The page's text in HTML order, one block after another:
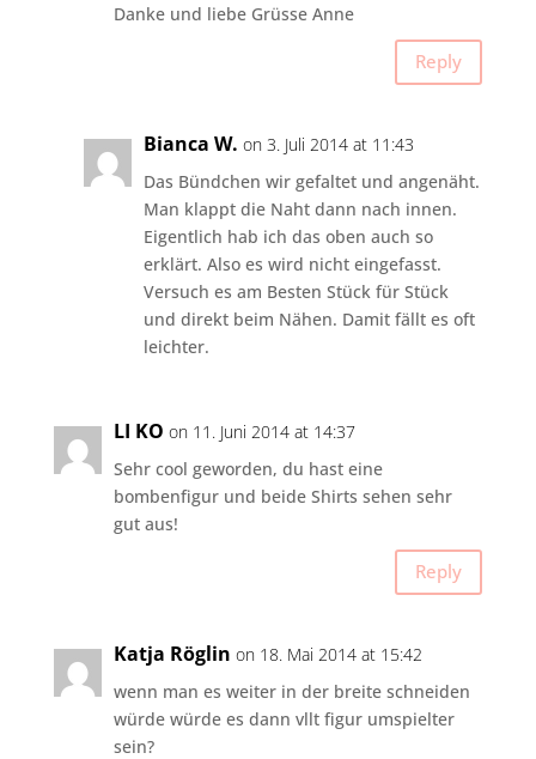
Danke und liebe Grüsse Anne
Reply
Bianca W. on 3. Juli 2014 at 11:43
Das Bündchen wir gefaltet und angenäht.
Man klappt die Naht dann nach innen.
Eigentlich hab ich das oben auch so
erklärt. Also es wird nicht eingefasst.
Versuch es am Besten Stück für Stück
und direkt beim Nähen. Damit fällt es oft
leichter.
LI KO on 11. Juni 2014 at 14:37
Sehr cool geworden, du hast eine
bombenfigur und beide Shirts sehen sehr
gut aus!
Reply
Katja Röglin on 18. Mai 2014 at 15:42
wenn man es weiter in der breite schneiden
würde würde es dann vllt figur umspielter
sein?